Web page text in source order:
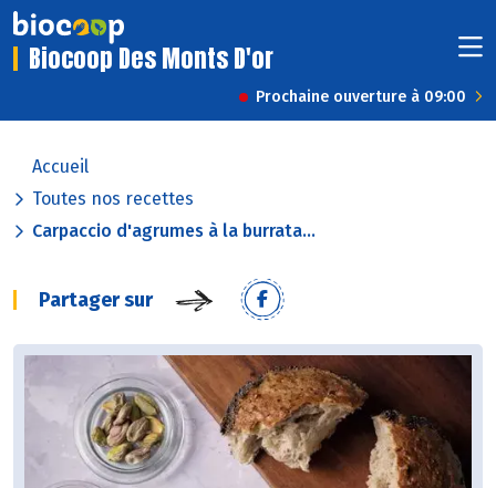
Biocoop Des Monts D'or
Prochaine ouverture à 09:00
Accueil
Toutes nos recettes
Carpaccio d'agrumes à la burrata...
Partager sur